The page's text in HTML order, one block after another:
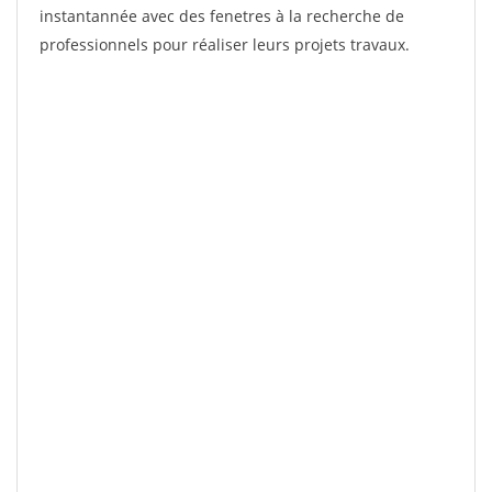
instantannée avec des fenetres à la recherche de
professionnels pour réaliser leurs projets travaux.